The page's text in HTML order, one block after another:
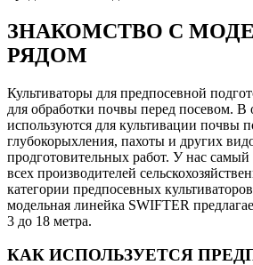
ЗНАКОМСТВО С
РЯДОМ
Культиваторы для предпосевной
для обработки почвы перед посевом. В
используются для культивации почвы
глубокорыхления, пахоты и других
продготовительных работ. У нас
всех производителей
категории предпосевных
модельная линейка SWIFTER
3 до 18 метра.
КАК ИСПОЛЬЗУЕТСЯ